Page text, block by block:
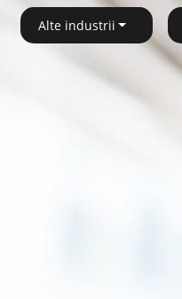
Alte industrii